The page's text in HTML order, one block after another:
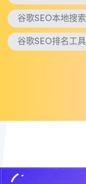
谷歌SEO本地搜索
谷歌SEO排名工具